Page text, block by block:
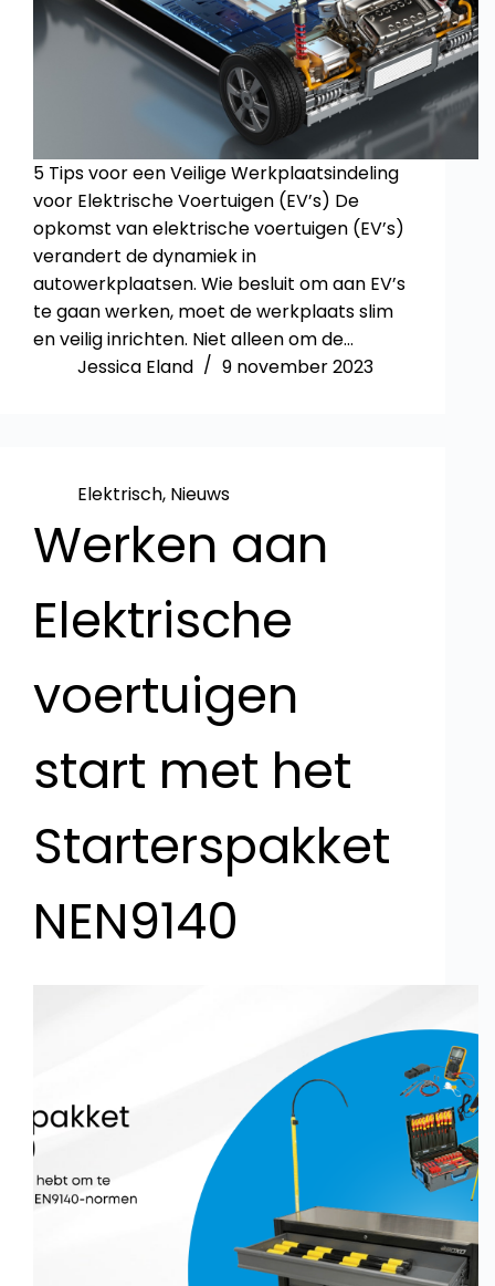
5 Tips voor een Veilige Werkplaatsindeling
voor Elektrische Voertuigen (EV’s) De
opkomst van elektrische voertuigen (EV’s)
verandert de dynamiek in
autowerkplaatsen. Wie besluit om aan EV’s
te gaan werken, moet de werkplaats slim
en veilig inrichten. Niet alleen om de…
Jessica Eland
9 november 2023
Elektrisch, Nieuws
Werken aan
Elektrische
voertuigen
start met het
Starterspakket
NEN9140